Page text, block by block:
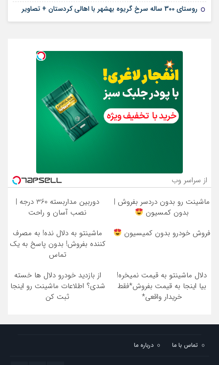
روستای 300 ساله سرخ ‌گریوه بهشهر با اهالی کردستان + تصاویر
از سراسر وب
ماشینت رو بدون دردسر بفروش |
بدون کمسیون
دوربین مداربسته 360 درجه |
نصب آسان و راحت
فروش خودرو بدون کمیسیون
ماشینتو به دلال نده! به مصرف
کننده بفروش! بدون پاسخ به یک
تماس
دلال ماشینتو به قیمت نمیخره!
بیا اینجا به قیمت بفروش*فقط
خریدار واقعی*
از بازدید خودرو دلال ها خسته
شدی؟ اطلاعات ماشینت رو اینجا
ثبت کن
تماس با ما درباره ما